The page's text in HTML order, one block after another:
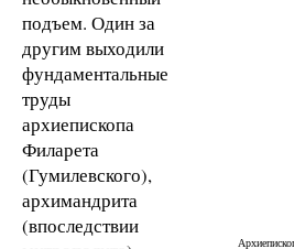
подъем. Один за
другим выходили
фундаментальные
труды
архиепископа
Филарета
(Гумилевского),
архимандрита
(впоследствии